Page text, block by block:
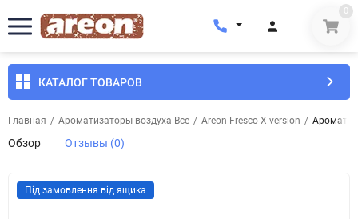
0
КАТАЛОГ ТОВАРОВ
Главная / Ароматизаторы воздуха Все / Areon Fresco X-version /
Обзор Отзывы (0)
Під замовлення від ящика